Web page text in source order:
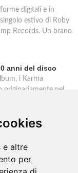
e altre
per
digitali e in
estivo di Roby
Records. Un brano
anni del disco
i Karma
originariamente nel
CD e per la prima
track.
italiana 2026
data: il 16
Rock acustico,
dei gruppi più